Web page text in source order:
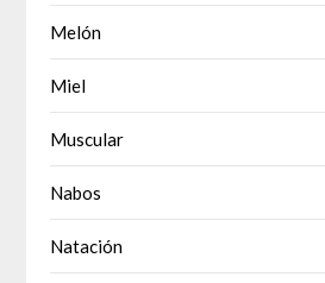
Melón
Miel
Muscular
Nabos
Natación